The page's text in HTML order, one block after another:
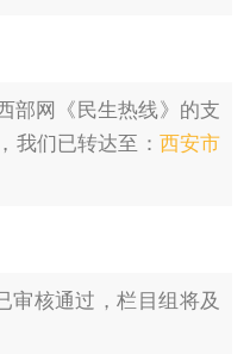
部网《民生热线》的支
我们已转达至： 西安市
审核通过，栏目组将及